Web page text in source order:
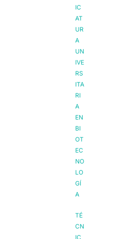
IC
AT
UR
A
UN
IVE
RS
ITA
RI
A
EN
BI
OT
EC
NO
LO
GÍ
A
TÉ
CN
IC